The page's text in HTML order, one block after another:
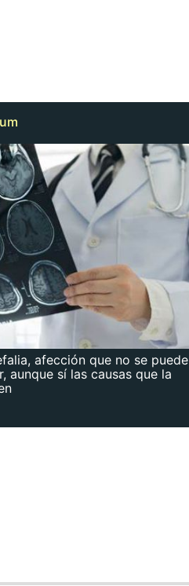
afección que no se puede
aunque sí las causas que la